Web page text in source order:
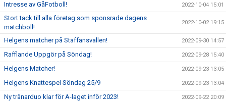
Intresse av GåFotboll! 2022-10-04 15:01
Stort tack till alla företag som sponsrade dagens
matchboll!
2022-10-02 19:15
Helgens matcher på Staffansvallen! 2022-09-30 14:57
Rafflande Uppgör på Söndag! 2022-09-28 15:40
Helgens Matcher! 2022-09-23 13:05
Helgens Knattespel Söndag 25/9 2022-09-23 13:04
Ny tränarduo klar för A-laget inför 2023! 2022-09-22 20:09